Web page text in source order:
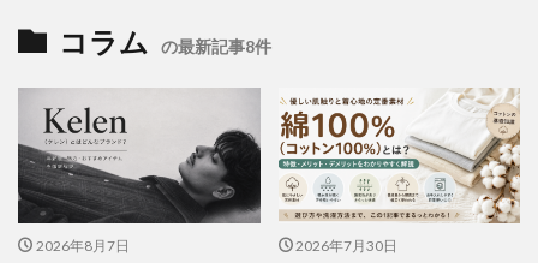
コラム の最新記事8件
2026年8月7日 2026年7月30日